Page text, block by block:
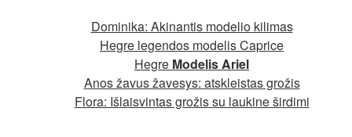
Dominika: Akinantis modelio kilimas
Hegre legendos modelis Caprice
Hegre Modelis Ariel
Anos žavus žavesys: atskleistas grožis
Flora: Išlaisvintas grožis su laukine širdimi